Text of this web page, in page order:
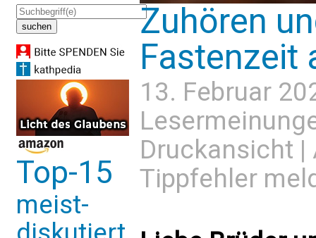
Top-15
meist-
Zuhören
Fastenzeit
13. Februar
Druckansicht |
Tippfehler